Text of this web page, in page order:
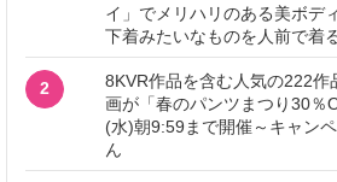
イ」でメリハリのある美ボデ
下着みたいなものを人前で着
2
8KVR作品を含む人気の222作
画が「春のパンツまつり30％
(水)朝9:59まで開催～キャン
ん